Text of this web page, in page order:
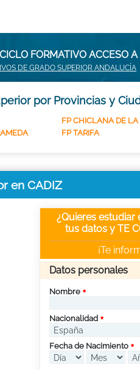
FORMATIVO ACCESO
DE GRADO SUPERIOR ANDALUCÍA
por Provincias y
FP CHICLANA DE LA
FP TARIFA
en CADIZ
¿Quieres estudiar
tus datos y TE
¡Te
Datos personales
Nombre
Nacionalidad
Fecha de Nacimiento